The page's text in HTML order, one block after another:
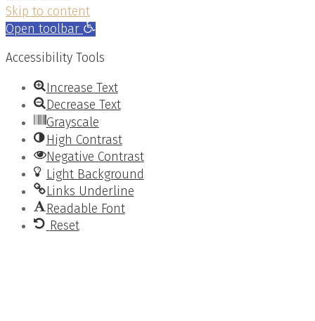
Skip to content
Open toolbar
Accessibility Tools
Increase Text
Decrease Text
Grayscale
High Contrast
Negative Contrast
Light Background
Links Underline
Readable Font
Reset